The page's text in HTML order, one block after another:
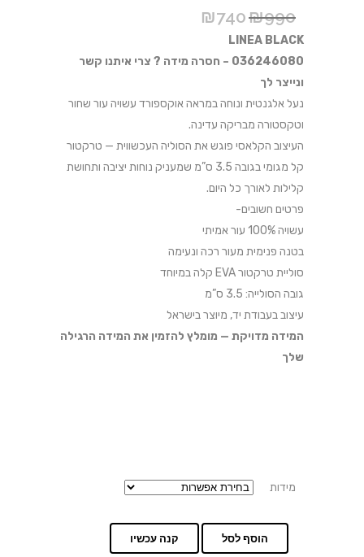
₪990
₪740
LINEA BLACK
036246080 – חסרה מידה ? צרי איתנו קשר
ונייצר לך
נעל אלגנטית ונוחה במראה אוקספורד עשויה עור שחור
וטקסטורה מבריקה עדינה.
העיצוב הקלאסי פוגש את הסוליה העכשווית — טרקטור
קל מגומי בגובה 3.5 ס”מ שמעניק נוחות יציבה ותחושת
קלילות לאורך כל היום.
פרטים חשובים-
עשויה 100% עור אמיתי
בטנה פנימית מעור רכה ונעימה
סוליית טרקטור EVA קלה במיוחד
גובה הסולייה: 3.5 ס”מ
עיצוב בעבודת יד, מיוצר בישראל
המידה מדויקת — מומלץ להזמין את המידה הרגילה
שלך
מידות
הוסף לסל קנה עכשיו